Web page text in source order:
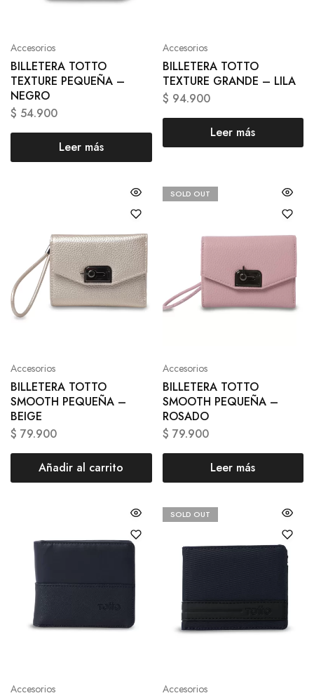
Accesorios
BILLETERA TOTTO
TEXTURE PEQUEÑA –
NEGRO
$ 54.900
Leer más
Accesorios
BILLETERA TOTTO
TEXTURE GRANDE – LILA
$ 94.900
Leer más
Accesorios
BILLETERA TOTTO
SMOOTH PEQUEÑA –
BEIGE
$ 79.900
Añadir al carrito
SOLD OUT
Accesorios
BILLETERA TOTTO
SMOOTH PEQUEÑA –
ROSADO
$ 79.900
Leer más
Accesorios
SOLD OUT
Accesorios